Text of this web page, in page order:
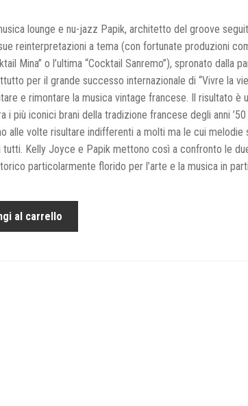
lounge e nu-jazz Papik, architetto del groove
reinterpretazioni a tema (con fortunate produzioni
Mina” o l’ultima “Cocktail Sanremo”), spronato dalla
per il grande successo internazionale di “Vivre la
e rimontare la musica vintage francese. Il risultato è
i più iconici brani della tradizione francese degli anni ’50
alle volte risultare indifferenti a molti ma le cui melodie
Kelly Joyce e Papik mettono così a confronto le
particolarmente florido per l’arte e la musica in
al carrello